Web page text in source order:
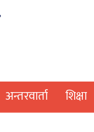
अन्तरवार्ता शिक्षा